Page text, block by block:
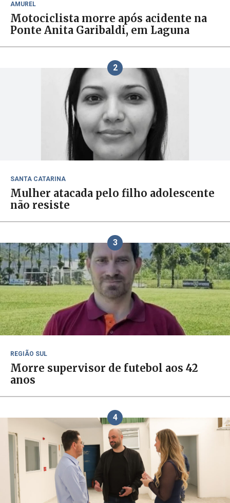
AMUREL
Motociclista morre após acidente na
Ponte Anita Garibaldi, em Laguna
2
SANTA CATARINA
Mulher atacada pelo filho adolescente
não resiste
3
REGIÃO SUL
Morre supervisor de futebol aos 42
anos
4